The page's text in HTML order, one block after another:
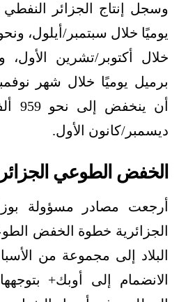
برميل يوميًا خلال شهر
أن
ديسمبر/كانون الأول.
الخفض الطوعي
أرجعت مصادر مسؤولة
الجزائرية خطوة الخفض
البلاد إلى مجموعة من
الانضمام إلى أوبك+